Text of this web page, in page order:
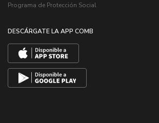
Programa de Protección Social
DESCÁRGATE LA APP COMB